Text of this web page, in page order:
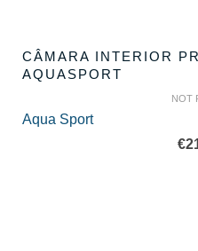
CÂMARA INTERIOR
AQUASPORT
NOT
Aqua Sport
€